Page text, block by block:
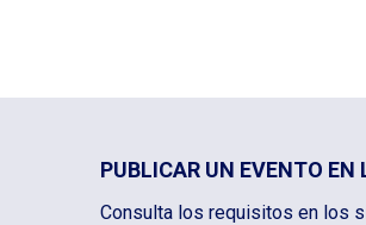
PUBLICAR UN EVENTO EN
Consulta los requisitos en los